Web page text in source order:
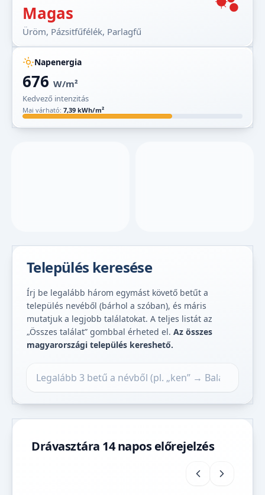
Magas
Üröm, Pázsitfűfélék, Parlagfű
Napenergia
676 W/m²
Kedvező intenzitás
Mai várható: 7,39 kWh/m²
Település keresése
Írj be legalább három egymást követő betűt a
település nevéből (bárhol a szóban), és máris
mutatjuk a legjobb találatokat. A teljes listát az
„Összes találat” gombbal érheted el. Az összes
magyarországi település kereshető.
Drávasztára 14 napos előrejelzés